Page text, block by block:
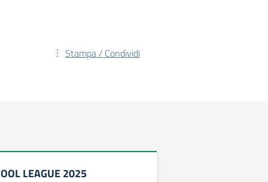
Stampa / Condividi
LEAGUE 2025